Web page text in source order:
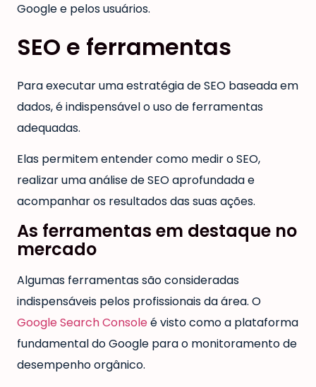
Google e pelos usuários.
SEO e ferramentas
Para executar uma estratégia de SEO baseada em
dados, é indispensável o uso de ferramentas
adequadas.
Elas permitem entender como medir o SEO,
realizar uma análise de SEO aprofundada e
acompanhar os resultados das suas ações.
As ferramentas em destaque no
mercado
Algumas ferramentas são consideradas
indispensáveis pelos profissionais da área. O
Google Search Consoleé visto como a plataforma
fundamental do Google para o monitoramento de
desempenho orgânico.